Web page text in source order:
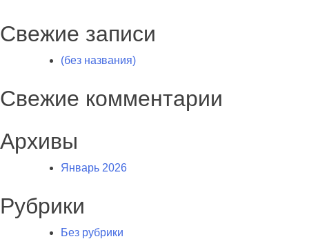
Свежие записи
(без названия)
Свежие комментарии
Архивы
Январь 2026
Рубрики
Без рубрики